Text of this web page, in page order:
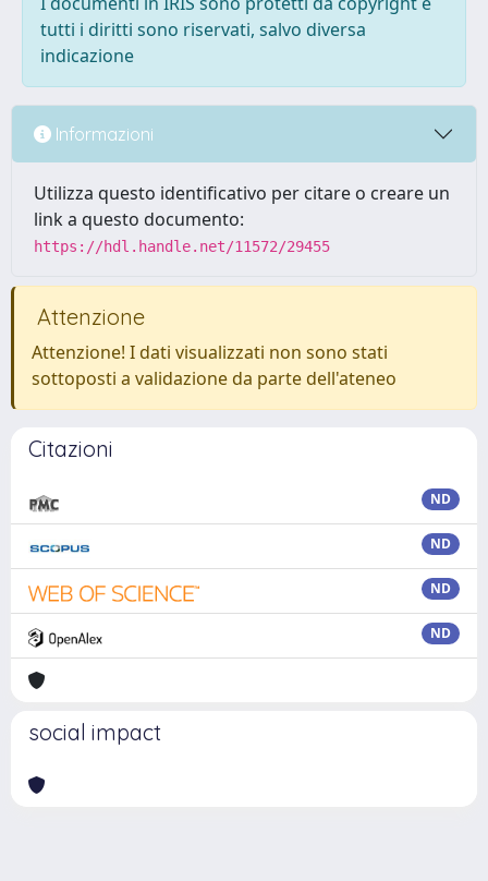
tutti i diritti sono riservati, salvo diversa
indicazione
Informazioni
Utilizza questo identificativo per citare o creare un
link a questo documento:
https://hdl.handle.net/11572/29455
Attenzione
Attenzione! I dati visualizzati non sono stati
sottoposti a validazione da parte dell'ateneo
Citazioni
ND
ND
ND
ND
social impact